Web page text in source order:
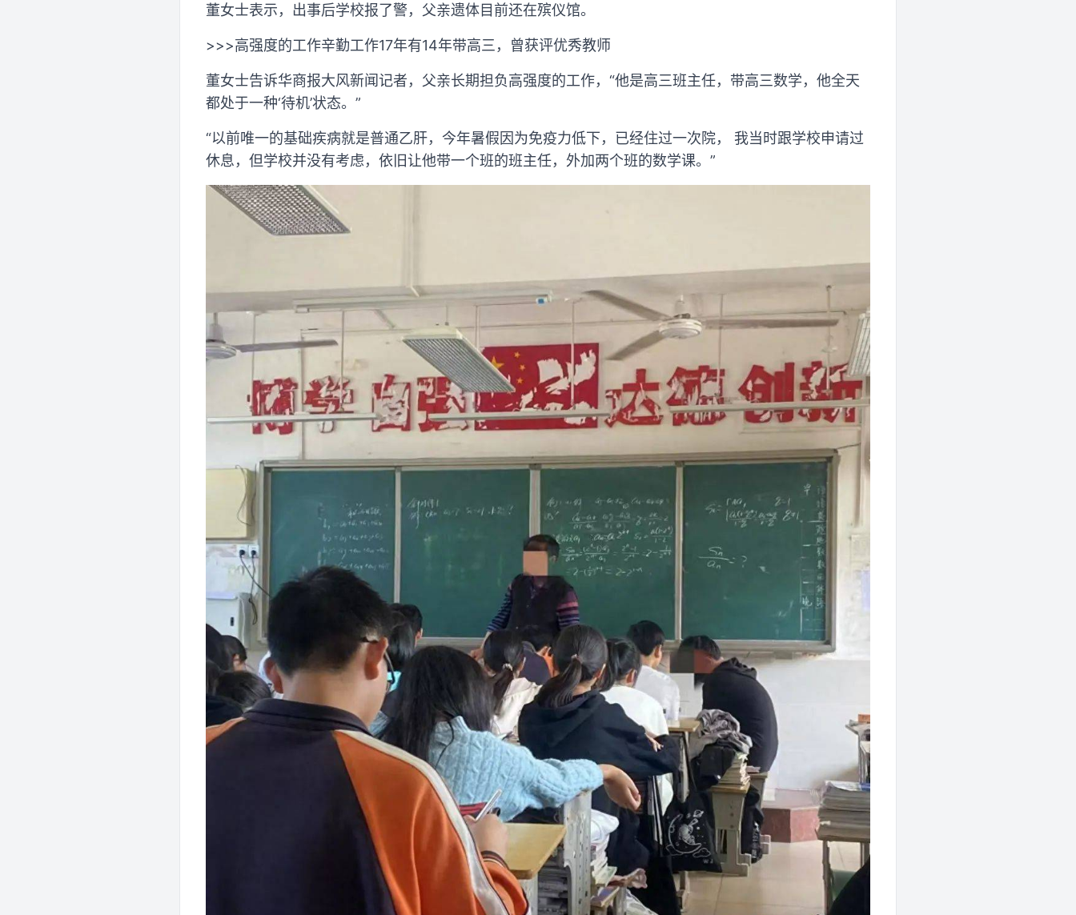
董女士表示，出事后学校报了警，父亲遗体目前还在殡仪馆。
>>>高强度的工作辛勤工作17年有14年带高三，曾获评优秀教师
董女士告诉华商报大风新闻记者，父亲长期担负高强度的工作，“他是高三班主任，带高三数学，他全天
都处于一种‘待机’状态。”
“以前唯一的基础疾病就是普通乙肝，今年暑假因为免疫力低下，已经住过一次院， 我当时跟学校申请过
休息，但学校并没有考虑，依旧让他带一个班的班主任，外加两个班的数学课。”